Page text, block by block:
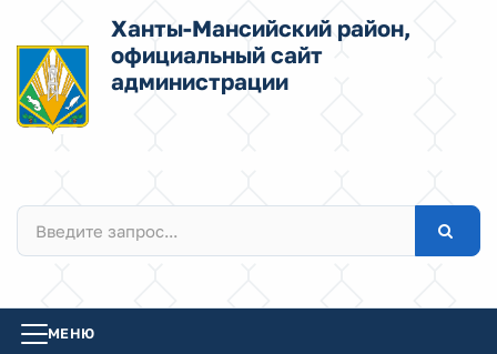
Ханты-Мансийский район,
официальный сайт
администрации
МЕНЮ